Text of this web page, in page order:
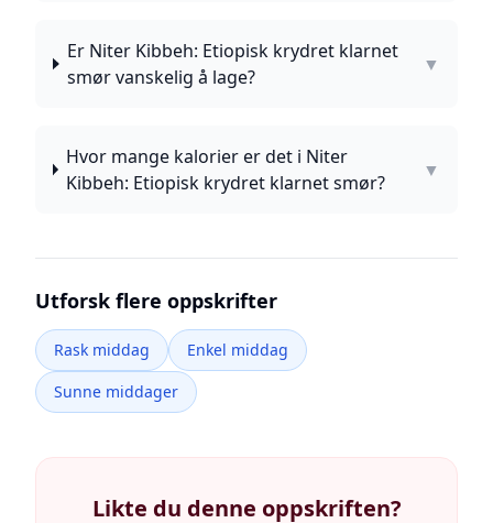
Er Niter Kibbeh: Etiopisk krydret klarnet
smør vanskelig å lage?
▼
Hvor mange kalorier er det i Niter
Kibbeh: Etiopisk krydret klarnet smør?
▼
Utforsk flere oppskrifter
Rask middag
Enkel middag
Sunne middager
Likte du denne oppskriften?